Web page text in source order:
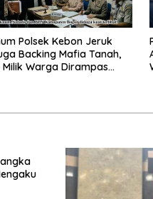
Polsek Kebon Jeruk
Backing Mafia Tanah,
Milik Warga Dirampas